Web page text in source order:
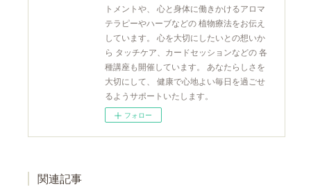
トメントや、 心と身体に働きかけるアロマ
テラピーやハーブなどの 植物療法をお伝え
しています。 心を大切にしたいとの想いか
ら タッチケア、カードセッションなどの 各
種講座も開催しています。 あなたらしさを
大切にして、 健康で心地よい毎日を過ごせ
るようサポートいたします。
フォロー
関連記事